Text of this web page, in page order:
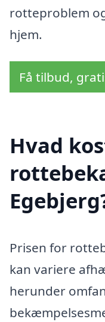
rotteproblem
hjem.
Få tilbud,
Hvad
Prisen for
kan variere
herunder